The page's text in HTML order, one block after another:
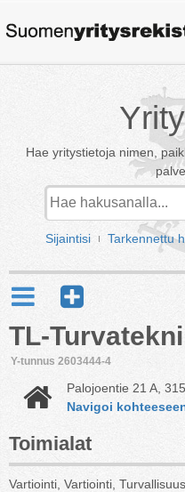
Hae yritystietoja nimen,
Sijaintisi Tarkennettu
TL-
Y-tunnus 2603444-4
Palojoentie 21 A,
Navigoi
Toimialat
Vartiointi, Vartiointi,